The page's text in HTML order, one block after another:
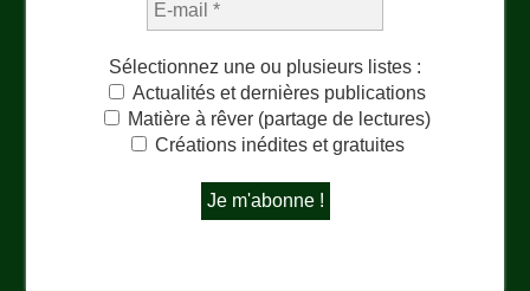
Sélectionnez une ou plusieurs listes :
Actualités et dernières publications
Matière à rêver (partage de lectures)
Créations inédites et gratuites